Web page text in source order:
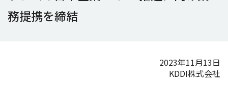
務提携を締結
2023年11月13日
KDDI株式会社